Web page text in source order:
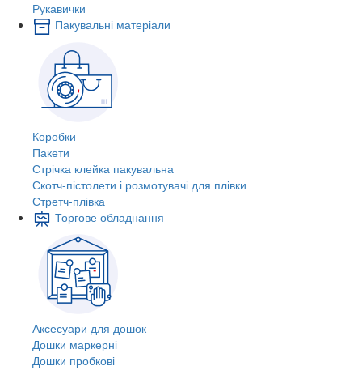
Рукавички
Пакувальні матеріали
Коробки
Пакети
Стрічка клейка пакувальна
Скотч-пістолети і розмотувачі для плівки
Стретч-плівка
Торгове обладнання
Аксесуари для дошок
Дошки маркерні
Дошки пробкові